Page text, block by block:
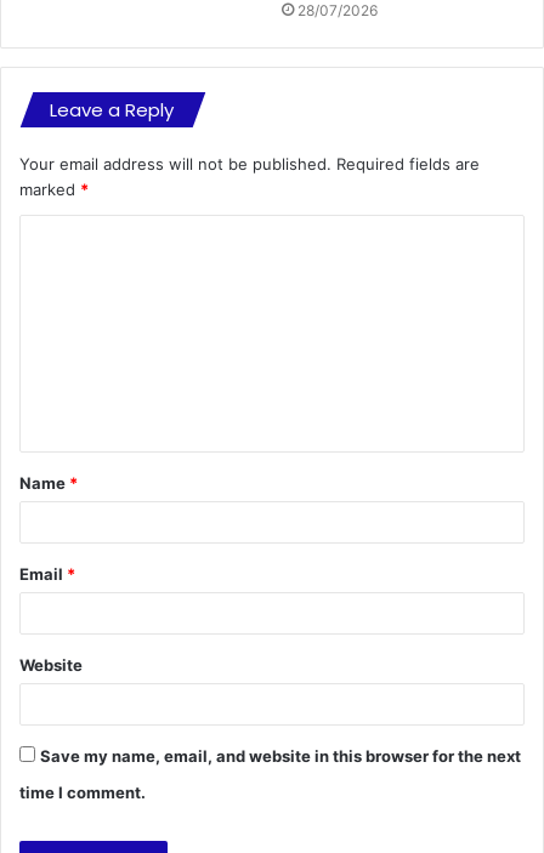
28/07/2026
Leave a Reply
Your email address will not be published. Required fields are
marked *
t
*
Name *
Email *
Website
Save my name, email, and website in this browser for the next
time I comment.